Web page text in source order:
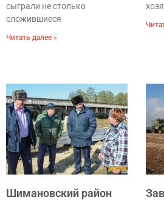
сыграли не столько
сложившиеся
Читать далее »
Шимановский район